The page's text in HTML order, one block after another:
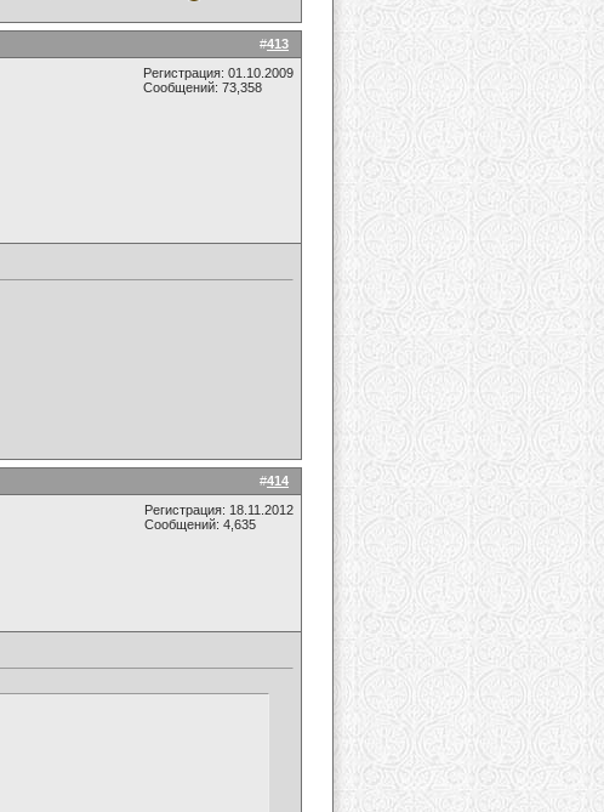
#413
Регистрация: 01.10.2009
Сообщений: 73,358
#414
Регистрация: 18.11.2012
Сообщений: 4,635